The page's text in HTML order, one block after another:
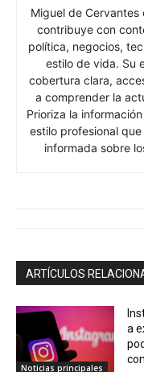
Miguel de Cervantes
contribuye con
política, negocios,
estilo de vida. Su
cobertura clara,
a comprender la
Prioriza la
estilo profesional
informada sobre
ARTÍCULOS
Noticias principales
a